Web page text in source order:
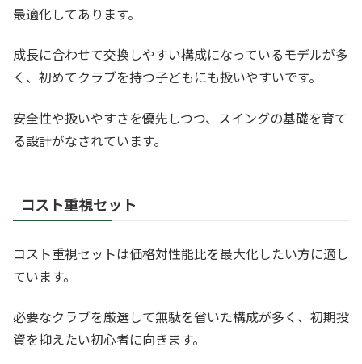
最適化してあります。
成長に合わせて交換しやすい構成になっているモデルが多
く、初めてクラブを持つ子どもにも扱いやすいです。
安全性や扱いやすさを優先しつつ、スイングの基礎を育て
る設計がなされています。
コスト重視セット
コスト重視セットは価格対性能比を最大化したい方に適し
ています。
必要なクラブを厳選して無駄を省いた構成が多く、初期投
資を抑えたい初心者に向きます。